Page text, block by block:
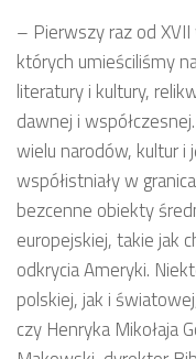
– Pierwszy raz od
których umieściliśmy
literatury i kultury,
dawnej i
wielu narodów, kultur
współistniały w
bezcenne obiekty
europejskiej, takie jak
odkrycia Ameryki.
polskiej, jak i
czy Henryka Mikołaja